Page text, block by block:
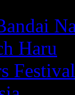
Haru
Festival